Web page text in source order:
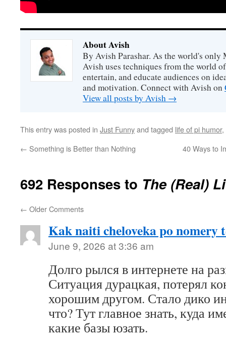
About Avish
By Avish Parashar. As the world's
Avish uses techniques from the world
entertain, and educate audiences on
and motivation. Connect with Avish on
View all posts by Avish →
This entry was posted in Just Funnyand tagged life of pi humor,
← Something is Better than Nothing 40 Ways to
692 Responses to The (Real)
← Older Comments
Kak naiti cheloveka po nomery
June 9, 2026 at 3:36 am
Долго рылся в интернете на
Ситуация дурацкая, потерял
хорошим другом. Стало дико
что? Тут главное знать, куда
какие базы юзать.